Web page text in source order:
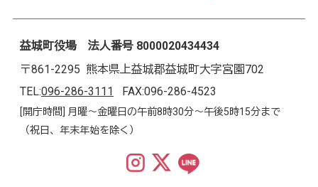
益城町役場 法人番号 8000020434434
〒861-2295 熊本県上益城郡益城町大字宮園702
TEL:096-286-3111 FAX:096-286-4523
[開庁時間] 月曜～金曜日の午前8時30分～午後5時15分まで
（祝日、年末年始を除く）